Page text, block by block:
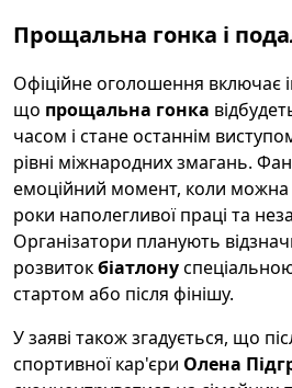
Прощальна гонка і
Офіційне оголошення включає
що прощальна гонка
часом і стане останнім
рівні міжнародних змагань.
емоційний момент, коли можна
роки наполегливої праці та
Організатори планують
розвитокбіатлону
стартом або після фінішу.
У заяві також згадується, що
спортивної кар'єри Олена